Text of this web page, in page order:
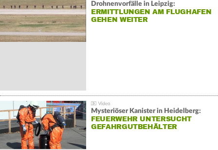
Drohnenvorfälle in Leipzig:
ERMITTLUNGEN AM FLUGHAFEN
GEHEN WEITER
Mysteriöser Kanister in Heidelberg:
FEUERWEHR UNTERSUCHT
GEFAHRGUTBEHÄLTER